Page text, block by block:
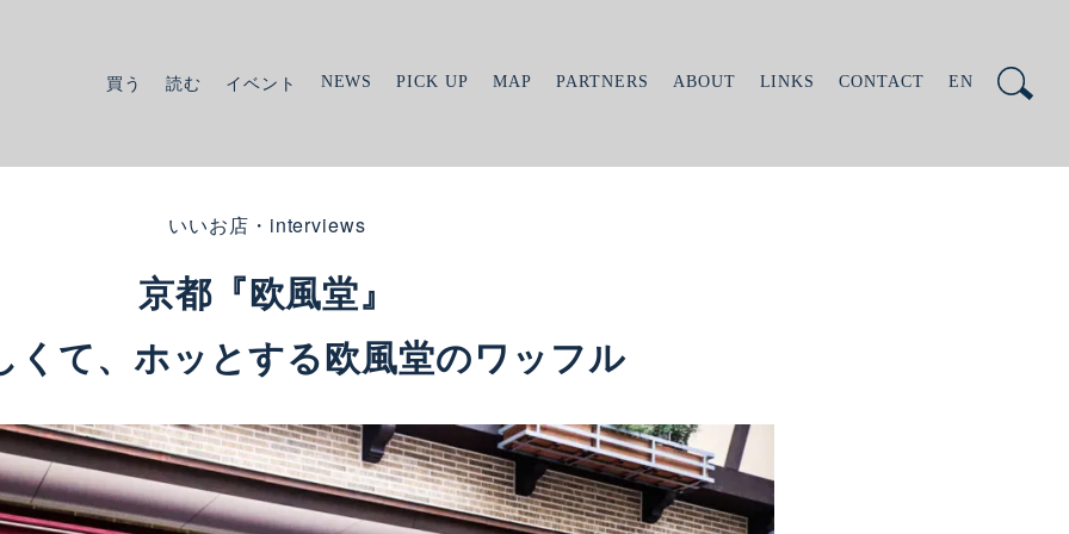
買う 読む イベント NEWS PICK UP MAP PARTNERS ABOUT LINKS CONTACT EN
いいお店・interviews
京都『欧風堂』
くて、ホッとする欧風堂のワッフル